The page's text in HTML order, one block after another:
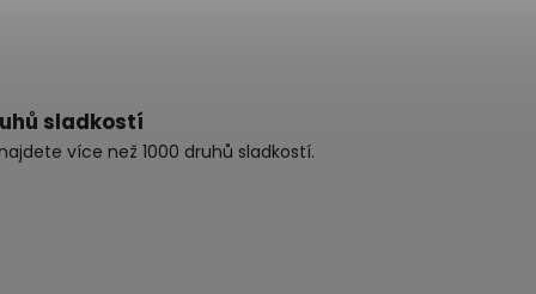
sladkostí
více než 1000 druhů sladkostí.